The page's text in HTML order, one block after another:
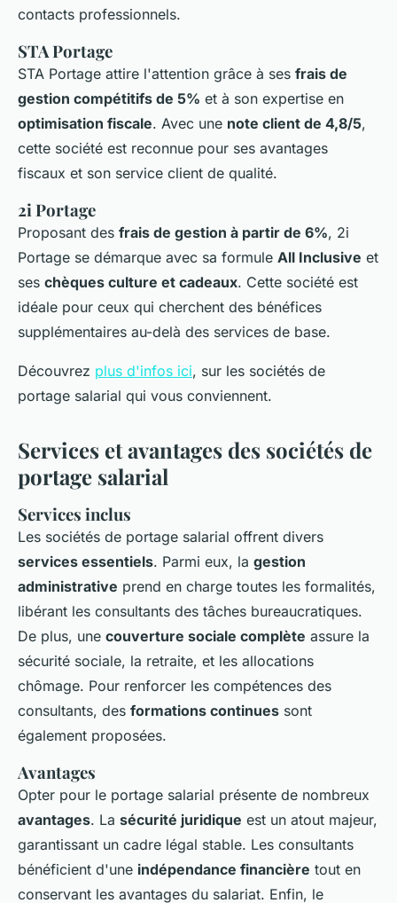
contacts professionnels.
STA Portage
STA Portage attire l'attention grâce à ses frais de
gestion compétitifs de 5% et à son expertise en
optimisation fiscale. Avec une note client de 4,8/5,
cette société est reconnue pour ses avantages
fiscaux et son service client de qualité.
2i Portage
Proposant des frais de gestion à partir de 6%, 2i
Portage se démarque avec sa formule All Inclusive et
ses chèques culture et cadeaux. Cette société est
idéale pour ceux qui cherchent des bénéfices
supplémentaires au-delà des services de base.
Découvrez plus d'infos ici, sur les sociétés de
portage salarial qui vous conviennent.
Services et avantages des sociétés de
portage salarial
Services inclus
Les sociétés de portage salarial offrent divers
services essentiels. Parmi eux, la gestion
administrative prend en charge toutes les formalités,
libérant les consultants des tâches bureaucratiques.
De plus, une couverture sociale complète assure la
sécurité sociale, la retraite, et les allocations
chômage. Pour renforcer les compétences des
consultants, des formations continues sont
également proposées.
Avantages
Opter pour le portage salarial présente de nombreux
avantages. La sécurité juridique est un atout majeur,
garantissant un cadre légal stable. Les consultants
bénéficient d'une indépendance financière tout en
conservant les avantages du salariat. Enfin, le